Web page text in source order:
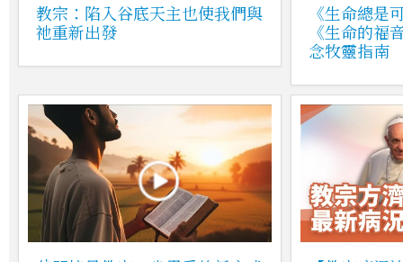
教宗：陷入谷底天主也使我們與
祂重新出發
《生命總是
《生命的福
念牧靈指南